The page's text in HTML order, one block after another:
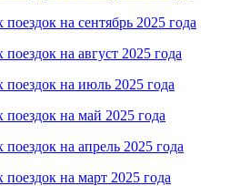
на сентябрь 2025 года
на август 2025 года
на июль 2025 года
на май 2025 года
на апрель 2025 года
на март 2025 года